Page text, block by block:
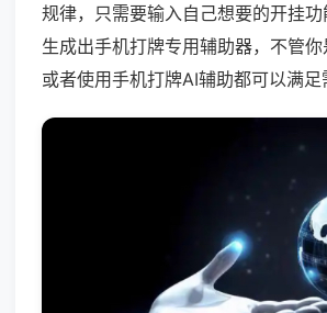
规律，只需要输入自己想要的开挂
生成出手机打牌专用辅助器，不管
或者使用手机打牌AI辅助都可以满足